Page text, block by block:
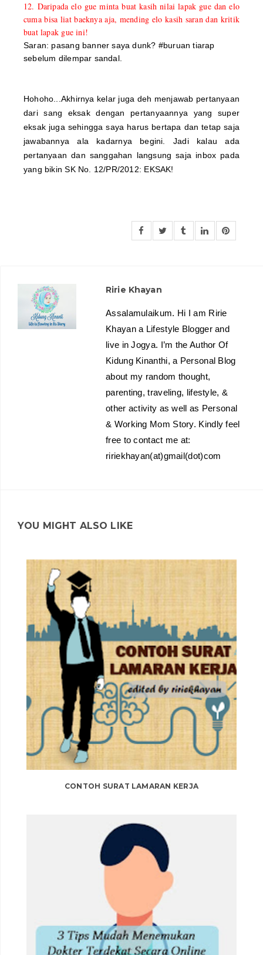
12. Daripada elo gue minta buat kasih nilai lapak gue dan elo
cuma bisa liat baeknya aja, mending elo kasih saran dan kritik
buat lapak gue ini!
Saran: pasang banner saya dunk? #buruan tiarap
sebelum dilempar sandal.
Hohoho...Akhirnya kelar juga deh menjawab pertanyaan
dari sang eksak dengan pertanyaannya yang super
eksak juga sehingga saya harus bertapa dan tetap saja
jawabannya ala kadarnya begini. Jadi kalau ada
pertanyaan dan sanggahan langsung saja inbox pada
yang bikin SK No. 12/PR/2012: EKSAK!
Ririe Khayan
Assalamulaikum. Hi I am Ririe
Khayan a Lifestyle Blogger and
live in Jogya. I’m the Author Of
Kidung Kinanthi, a Personal Blog
about my random thought,
parenting, traveling, lifestyle, &
other activity as well as Personal
& Working Mom Story. Kindly feel
free to contact me at:
ririekhayan(at)gmail(dot)com
YOU MIGHT ALSO LIKE
CONTOH SURAT LAMARAN KERJA